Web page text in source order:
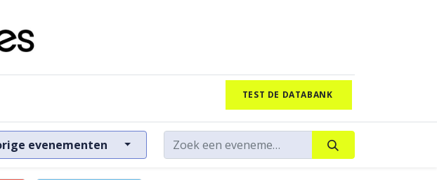
TEST DE DATABANK
evenementen